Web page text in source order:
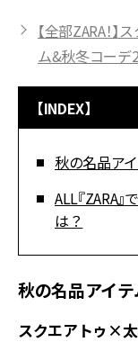
【全部ZARA！
ム&秋冬コーデ
【INDEX】
秋の名品ア
ALL『ZARA
は？
秋の名品アイテ
スクエアトゥ×太